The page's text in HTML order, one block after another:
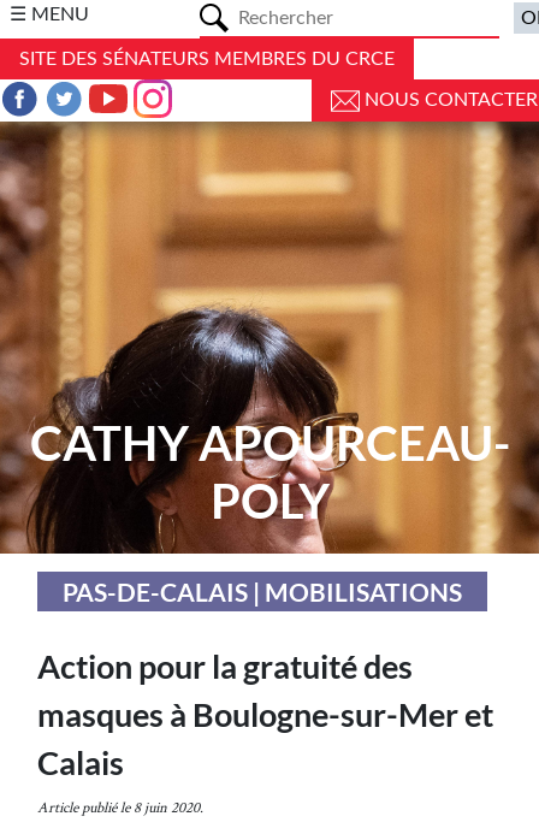
☰ MENU
SITE DES SÉNATEURS MEMBRES DU CRCE
NOUS CONTACTER
CATHY APOURCEAU-
POLY
PAS-DE-CALAIS | MOBILISATIONS
Action pour la gratuité des
masques à Boulogne-sur-Mer et
Calais
Article publié le 8 juin 2020.